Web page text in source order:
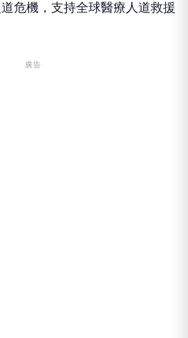
危機，支持全球醫療人道救援
廣告